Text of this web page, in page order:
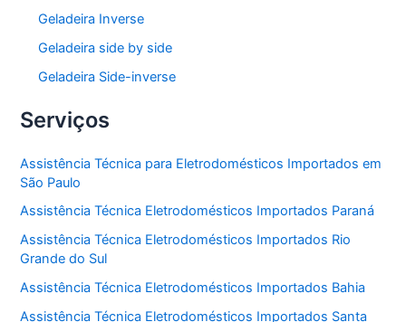
Geladeira Inverse
Geladeira side by side
Geladeira Side-inverse
Serviços
Assistência Técnica para Eletrodomésticos Importados em
São Paulo
Assistência Técnica Eletrodomésticos Importados Paraná
Assistência Técnica Eletrodomésticos Importados Rio
Grande do Sul
Assistência Técnica Eletrodomésticos Importados Bahia
Assistência Técnica Eletrodomésticos Importados Santa